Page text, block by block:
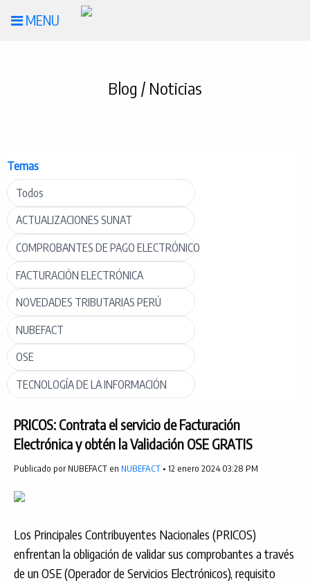
MENU
Blog / Noticias
Temas
Todos
ACTUALIZACIONES SUNAT
COMPROBANTES DE PAGO ELECTRÓNICO
FACTURACIÓN ELECTRÓNICA
NOVEDADES TRIBUTARIAS PERÚ
NUBEFACT
OSE
TECNOLOGÍA DE LA INFORMACIÓN
PRICOS: Contrata el servicio de Facturación
Electrónica y obtén la Validación OSE GRATIS
Publicado por NUBEFACT en NUBEFACT • 12 enero 2024 03:28 PM
Los Principales Contribuyentes Nacionales (PRICOS)
enfrentan la obligación de validar sus comprobantes a través
de un OSE (Operador de Servicios Electrónicos), requisito